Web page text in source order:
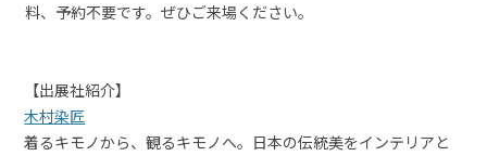
料、予約不要です。ぜひご来場ください。
【出展社紹介】
木村染匠
着るキモノから、観るキモノへ。日本の伝統美をインテリアと